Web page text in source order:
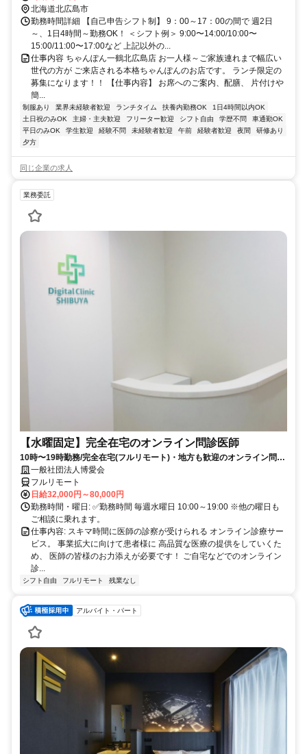
北海道北広島市
勤務時間詳細 【自己申告シフト制】 9：00～17：00の間で 週2日
～、1日4時間～勤務OK！ ＜シフト例＞ 9:00〜14:00/10:00〜
15:00/11:00〜17:00など 上記以外の...
仕事内容 ちゃんぽん一鶴北広島店 お一人様～ご家族連れまで幅広い
世代の方が ご来店される本格ちゃんぽんのお店です。 ランチ限定の
募集になります！！ 【仕事内容】 お席へのご案内、配膳、 片付けや
簡...
制服あり 業界未経験者歓迎 ランチタイム 扶養内勤務OK
1日4時間以内OK
土日祝のみOK
主婦・主夫歓迎 フリーター歓迎 シフト自由 学歴不問
車通勤OK
平日のみOK
学生歓迎 経験不問 未経験者歓迎 午前 経験者歓迎 夜間
研修あり
夕方
同じ企業の求人
業務委託
【水曜固定】完全在宅のオンライン問診医師
10時〜19時勤務/完全在宅(フルリモート)・地方も歓迎のオンライン問診
業務一般社団法人博愛会
フルリモート
日給32,000円～80,000円
勤務時間・曜日: ✅勤務時間 毎週水曜日 10:00～19:00 ※他の曜日も
ご相談に乗れます。
仕事内容: スキマ時間に医師の診察が受けられる オンライン診療サー
ビス。 事業拡大に向けて患者様に 高品質な医療の提供をしていくた
め、 医師の皆様のお力添えが必要です！ ご自宅などでのオンライン
診...
シフト自由 フルリモート 残業なし
アルバイト・パート